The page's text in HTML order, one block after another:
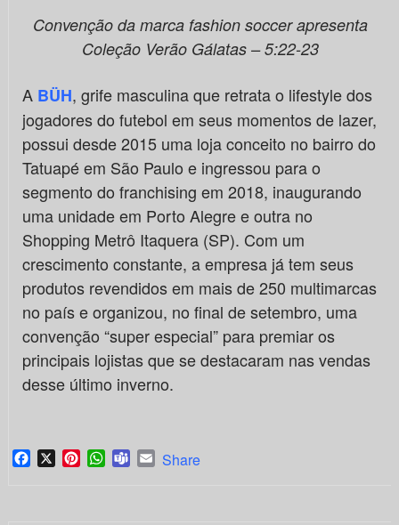
Convenção da marca fashion soccer apresenta
Coleção Verão Gálatas – 5:22-23
A BÜH, grife masculina que retrata o lifestyle dos
jogadores do futebol em seus momentos de lazer,
possui desde 2015 uma loja conceito no bairro do
Tatuapé em São Paulo e ingressou para o
segmento do franchising em 2018, inaugurando
uma unidade em Porto Alegre e outra no
Shopping Metrô Itaquera (SP). Com um
crescimento constante, a empresa já tem seus
produtos revendidos em mais de 250 multimarcas
no país e organizou, no final de setembro, uma
convenção “super especial” para premiar os
principais lojistas que se destacaram nas vendas
desse último inverno.
Facebook
X PinterestWhatsApp
TeamsEmail
Share